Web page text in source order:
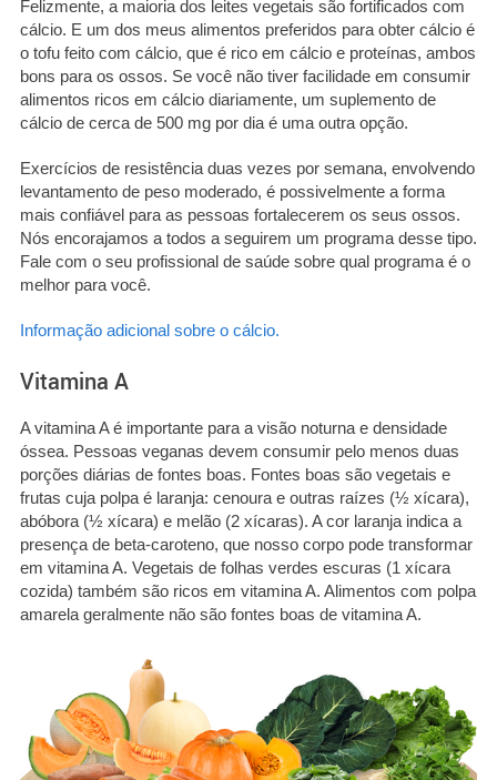
Felizmente, a maioria dos leites vegetais são fortificados com
cálcio. E um dos meus alimentos preferidos para obter cálcio é
o tofu feito com cálcio, que é rico em cálcio e proteínas, ambos
bons para os ossos. Se você não tiver facilidade em consumir
alimentos ricos em cálcio diariamente, um suplemento de
cálcio de cerca de 500 mg por dia é uma outra opção.
Exercícios de resistência duas vezes por semana, envolvendo
levantamento de peso moderado, é possivelmente a forma
mais confiável para as pessoas fortalecerem os seus ossos.
Nós encorajamos a todos a seguirem um programa desse tipo.
Fale com o seu profissional de saúde sobre qual programa é o
melhor para você.
Informação adicional sobre o cálcio.
Vitamina A
A vitamina A é importante para a visão noturna e densidade
óssea. Pessoas veganas devem consumir pelo menos duas
porções diárias de fontes boas. Fontes boas são vegetais e
frutas cuja polpa é laranja: cenoura e outras raízes (½ xícara),
abóbora (½ xícara) e melão (2 xícaras). A cor laranja indica a
presença de beta-caroteno, que nosso corpo pode transformar
em vitamina A. Vegetais de folhas verdes escuras (1 xícara
cozida) também são ricos em vitamina A. Alimentos com polpa
amarela geralmente não são fontes boas de vitamina A.